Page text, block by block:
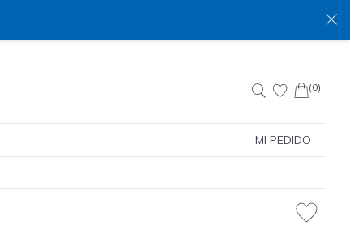
Buscar:
(0)
MI PEDIDO